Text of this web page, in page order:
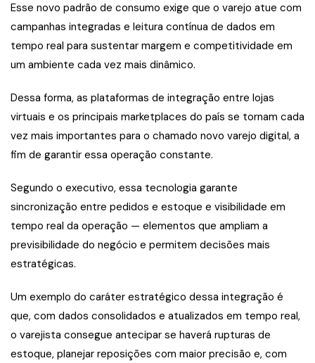
Esse novo padrão de consumo exige que o varejo atue com
campanhas integradas e leitura contínua de dados em
tempo real para sustentar margem e competitividade em
um ambiente cada vez mais dinâmico.
Dessa forma, as plataformas de integração entre lojas
virtuais e os principais marketplaces do país se tornam cada
vez mais importantes para o chamado novo varejo digital, a
fim de garantir essa operação constante.
Segundo o executivo, essa tecnologia garante
sincronização entre pedidos e estoque e visibilidade em
tempo real da operação — elementos que ampliam a
previsibilidade do negócio e permitem decisões mais
estratégicas.
Um exemplo do caráter estratégico dessa integração é
que, com dados consolidados e atualizados em tempo real,
o varejista consegue antecipar se haverá rupturas de
estoque, planejar reposições com maior precisão e, com